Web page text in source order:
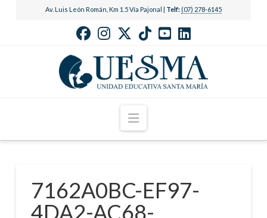
Av. Luis León Román, Km 1.5 Vía Pajonal | Telf: (07) 278-6145
Navigation
7162A0BC-EF97-
4DA2-AC68-